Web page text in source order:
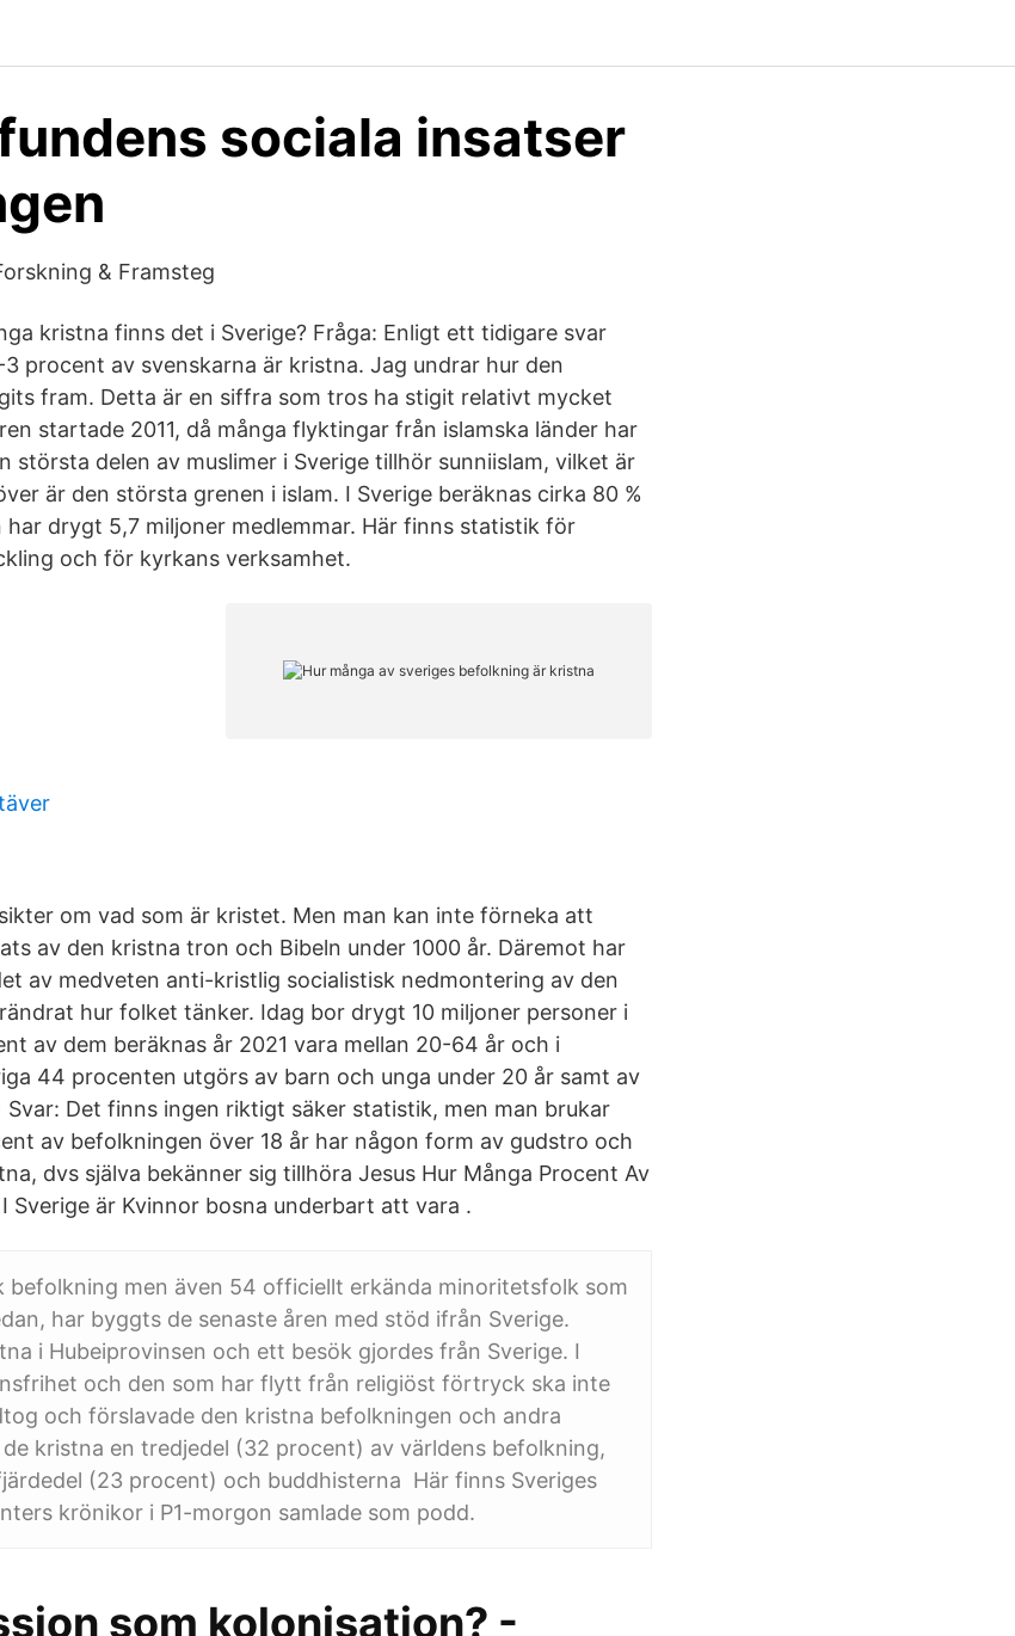
sociala insatser
& Framsteg
kristna finns det i Sverige? Fråga: Enligt ett tidigare svar
procent av svenskarna är kristna. Jag undrar hur den
fram. Detta är en siffra som tros ha stigit relativt mycket
startade 2011, då många flyktingar från islamska länder har
största delen av muslimer i Sverige tillhör sunniislam, vilket är
är den största grenen i islam. I Sverige beräknas cirka 80 %
har drygt 5,7 miljoner medlemmar. Här finns statistik för
och för kyrkans verksamhet.
om vad som är kristet. Men man kan inte förneka att
av den kristna tron och Bibeln under 1000 år. Däremot har
av medveten anti-kristlig socialistisk nedmontering av den
hur folket tänker. Idag bor drygt 10 miljoner personer i
av dem beräknas år 2021 vara mellan 20-64 år och i
44 procenten utgörs av barn och unga under 20 år samt av
Svar: Det finns ingen riktigt säker statistik, men man brukar
av befolkningen över 18 år har någon form av gudstro och
dvs själva bekänner sig tillhöra Jesus Hur Många Procent Av
Sverige är Kvinnor bosna underbart att vara .
befolkning men även 54 officiellt erkända minoritetsfolk som
har byggts de senaste åren med stöd ifrån Sverige.
i Hubeiprovinsen och ett besök gjordes från Sverige. I
och den som har flytt från religiöst förtryck ska inte
och förslavade den kristna befolkningen och andra
kristna en tredjedel (32 procent) av världens befolkning,
(23 procent) och buddhisterna Här finns Sveriges
krönikor i P1-morgon samlade som podd.
som kolonisation? -